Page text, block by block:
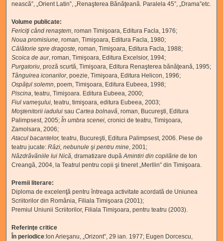
nească”, „Orient Latin”, „Renaşterea Bănăţeană. Paralela 45”, „Drama”etc.
Volume publicate:
Fericiţi când renaştem, roman Timişoara, Editura Facla, 1976;
Noua promisiune, roman, Timişoara, Editura Facla, 1980;
Călătorie spre dragoste, roman, Timişoara, Editura Facla, 1988;
Scoica de aur, roman, Timişoara, Editura Excelsior, 1994;
Purgatoriu, proză scurtă, Timişoara, Editura Renaşterea bănăţeană, 1995;
Tânguirea iconarilor, poezie, Timişoara, Editura Helicon, 1996;
Ospăţul solemn, poem, Timişoara, Editura Eubeea, 1998;
Piscina, teatru, Timişoara. Editura Eubeea, 2000;
Fiul vameşului, teatru,timişoara, editura Eubeea, 2003;
Moştenitorii iaduluisauCartea bolnavă, roman, Bucureşti, Editura
Palimpsest, 2005;În umbra scenei, cronici de teatru, Timişoara,
Zamolsara, 2006;
Atacul bacantelor, teatru, Bucureşti, Editura Palimpsest, 2006. Piese de
teatru jucate:Râzi, nebunule şi pentru mine, 2001;
Năzdrăvăniile lui Nică, dramatizare dupăAmintiri din copilărie de Ion
Creangă, 2004, la Teatrul pentru copii şi tineret „Merllin” din Timişoara.
Premii literare:
Diploma de excelenţă pentru întreaga activitate acordată de Uniunea
Scriitorilor din România, Filiala Timişoara (2001);
Premiul Uniunii Scriitorilor, Filiala Timişoara, pentru teatru (2003).
Referinţe critice
În periodice:Ion Arieşanu, „Orizont”, 29 ian. 1977; Eugen Dorcescu,